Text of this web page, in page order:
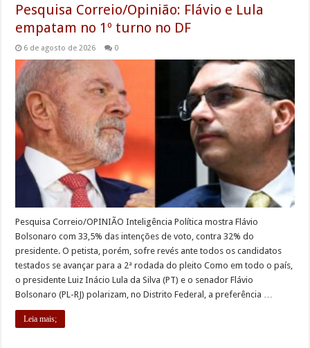
Pesquisa Correio/Opinião: Flávio e Lula
empatam no 1º turno no DF
6 de agosto de 2026 0
Pesquisa Correio/OPINIÃO Inteligência Política mostra Flávio
Bolsonaro com 33,5% das intenções de voto, contra 32% do
presidente. O petista, porém, sofre revés ante todos os candidatos
testados se avançar para a 2ª rodada do pleito Como em todo o país,
o presidente Luiz Inácio Lula da Silva (PT) e o senador Flávio
Bolsonaro (PL-RJ) polarizam, no Distrito Federal, a preferência …
Leia mais;